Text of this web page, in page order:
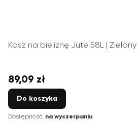
Kosz na bieliznę Jute 58L | Zielony
Cena
89,09 zł
Do koszyka
Dostępność: na wyczerpaniu